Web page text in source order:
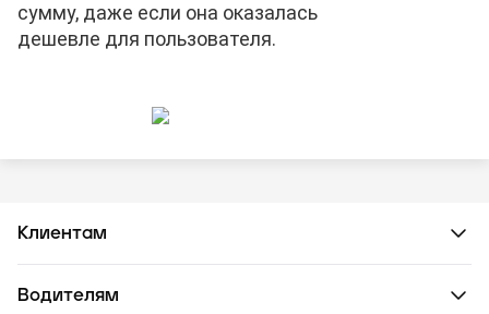
сумму, даже если она оказалась
дешевле для пользователя.
Клиентам
Водителям